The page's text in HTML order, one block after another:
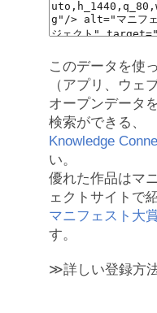
このデータを使
（アプリ、ウェ
オープンデータ
検索ができる、
Knowledge
い。
優れた作品はマ
ェクトサイトで
マニフェスト大
す。
≫詳しい登録方